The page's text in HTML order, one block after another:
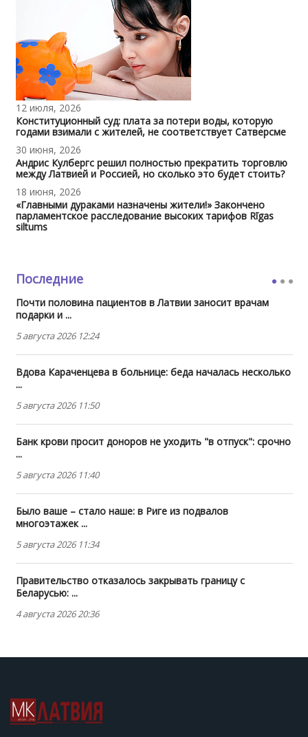
12 июля, 2026
Конституционный суд: плата за потери воды, которую
годами взимали с жителей, не соответствует Сатверсме
30 июня, 2026
Андрис Кулбергс решил полностью прекратить торговлю
между Латвией и Россией, но сколько это будет стоить?
18 июня, 2026
«Главными дураками назначены жители!» Закончено
парламентское расследование высоких тарифов Rīgas
siltums
Последние
Почти половина пациентов в Латвии заносит врачам
подарки и ...
5 августа 2026 12:24
Вдова Караченцева в больнице: беда началась несколько
...
5 августа 2026 11:50
Банк крови просит доноров не уходить "в отпуск": срочно
...
5 августа 2026 11:40
Было ваше – стало наше: в Риге из подвалов
многоэтажек ...
5 августа 2026 11:34
Правительство отказалось закрывать границу с
Беларусью: ...
4 августа 2026 20:36